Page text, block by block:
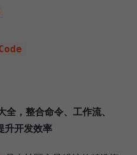
全，整合命令、工作流、
升开发效率